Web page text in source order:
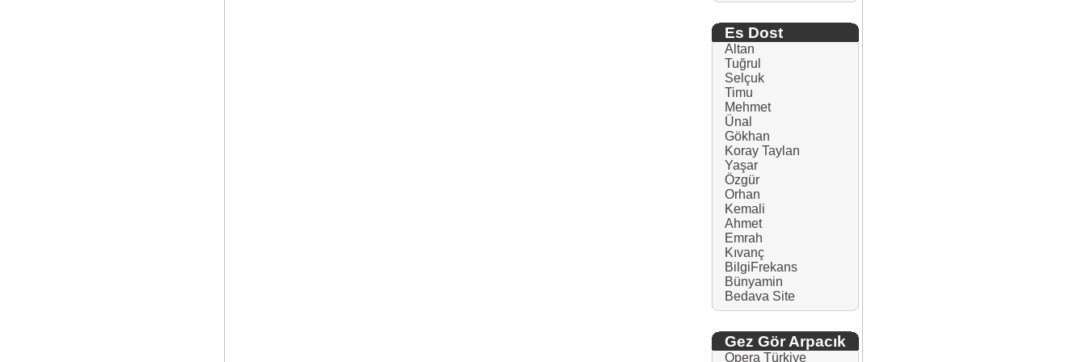
Es Dost
Altan
Tuğrul
Selçuk
Timu
Mehmet
Ünal
Gökhan
Koray Taylan
Yaşar
Özgür
Orhan
Kemali
Ahmet
Emrah
Kıvanç
BilgiFrekans
Bünyamin
Bedava Site
Gez Gör Arpacık
Opera Türkiye